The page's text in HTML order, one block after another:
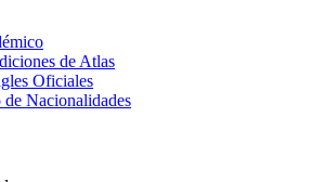
de Atlas
Oficiales
Nacionalidades